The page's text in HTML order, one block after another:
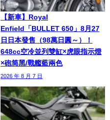
【新車】Royal
Enfield「BULLET 650」8月27
日日本發售（98萬日圓～）！
648cc空冷並列雙缸×虎眼指示燈
×砲筒黑/戰艦藍兩色
2026 年 8 月 7 日